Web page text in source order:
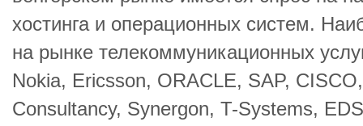
хостинга и операционных систем.
на рынке телекоммуникационных
Nokia, Ericsson, ORACLE, SAP,
Consultancy, Synergon, T-Systems,